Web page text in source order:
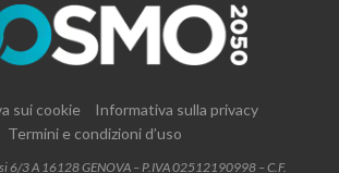
sui cookie
Informativa sulla privacy
Termini e condizioni d’uso
6/3 A 16128 GENOVA – P.IVA 02512190998 – C.F.